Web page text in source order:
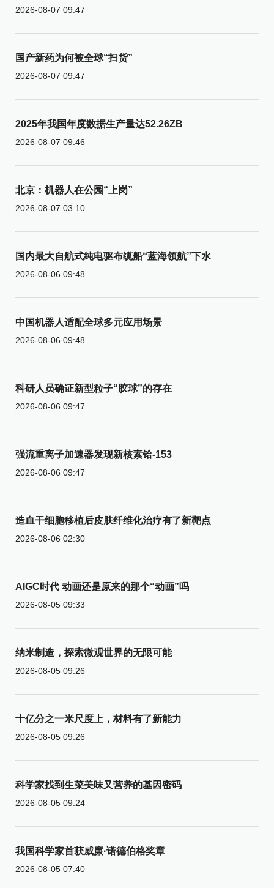
2026-08-07 09:47
国产新药为何被全球“扫货”
2026-08-07 09:47
2025年我国年度数据生产量达52.26ZB
2026-08-07 09:46
北京：机器人在公园“上岗”
2026-08-07 03:10
国内最大自航式纯电驱布缆船“蓝海领航”下水
2026-08-06 09:48
中国机器人适配全球多元应用场景
2026-08-06 09:48
科研人员确证新型粒子“胶球”的存在
2026-08-06 09:47
强流重离子加速器发现新核素铪-153
2026-08-06 09:47
造血干细胞移植后皮肤纤维化治疗有了新靶点
2026-08-06 02:30
AIGC时代 动画还是原来的那个“动画”吗
2026-08-05 09:33
纳米制造，探索微观世界的无限可能
2026-08-05 09:26
十亿分之一米尺度上，材料有了新能力
2026-08-05 09:26
科学家找到生菜美味又营养的基因密码
2026-08-05 09:24
我国科学家首获威廉·诺德伯格奖章
2026-08-05 07:40